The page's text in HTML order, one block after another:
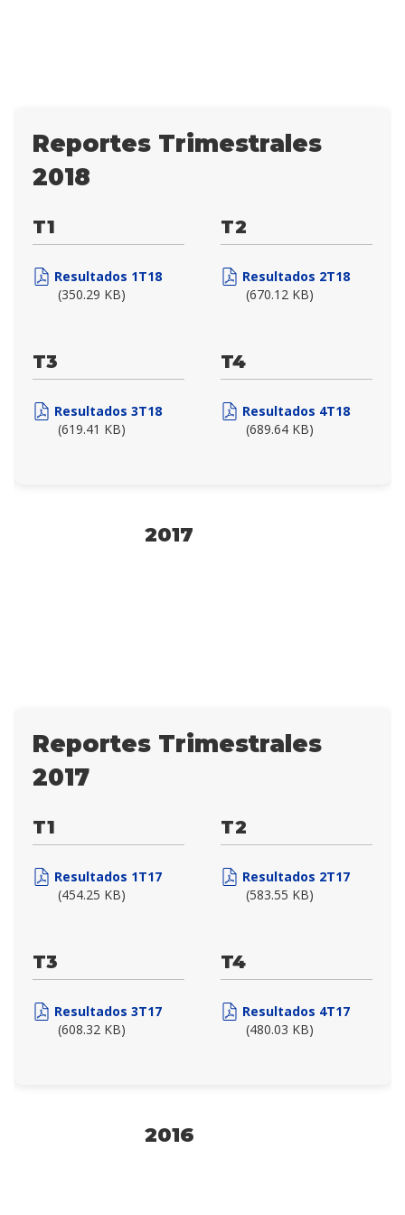
Reportes Trimestrales
2018
T1
Resultados 1T18
(350.29 KB)
T2
Resultados 2T18
(670.12 KB)
T3
Resultados 3T18
(619.41 KB)
T4
Resultados 4T18
(689.64 KB)
2017
Reportes Trimestrales
2017
T1
Resultados 1T17
(454.25 KB)
T2
Resultados 2T17
(583.55 KB)
T3
Resultados 3T17
(608.32 KB)
T4
Resultados 4T17
(480.03 KB)
2016